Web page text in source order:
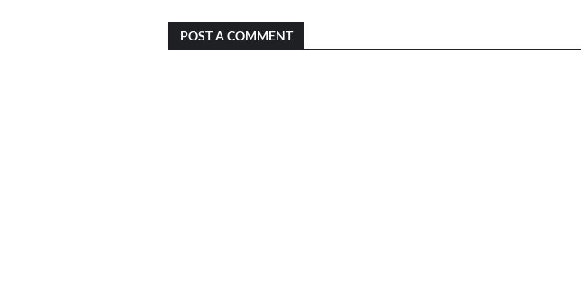
POST A COMMENT